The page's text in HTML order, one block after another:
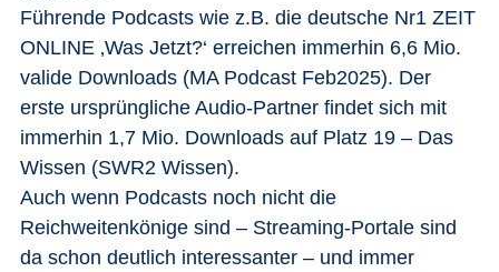
Führende Podcasts wie z.B. die deutsche Nr1 ZEIT
ONLINE ‚Was Jetzt?‘ erreichen immerhin 6,6 Mio.
valide Downloads (MA Podcast Feb2025). Der
erste ursprüngliche Audio-Partner findet sich mit
immerhin 1,7 Mio. Downloads auf Platz 19 – Das
Wissen (SWR2 Wissen).
Auch wenn Podcasts noch nicht die
Reichweitenkönige sind – Streaming-Portale sind
da schon deutlich interessanter – und immer